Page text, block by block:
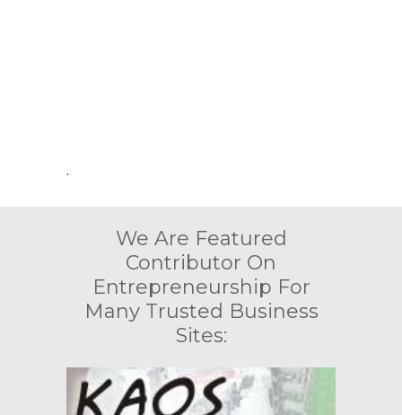
.
We Are Featured
Contributor On
Entrepreneurship For
Many Trusted Business
Sites: